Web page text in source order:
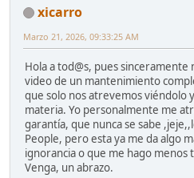
xicarro
Marzo 21, 2026, 09:33:25 AM
Hola a tod@s, pues sinceramente
video de un mantenimiento
que solo nos atrevemos viéndolo
materia. Yo personalmente me
garantía, que nunca se sabe
People, pero esta ya me da algo
ignorancia o que me hago menos
Venga, un abrazo.